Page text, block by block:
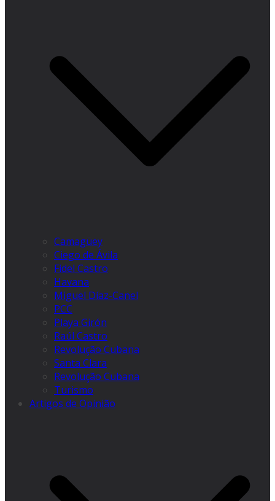
Camagüey
Ciego de Ávila
Fidel Castro
Havana
Miguel Díaz-Canel
PCC
Playa Girón
Raúl Castro
Revolução Cubana
Santa Clara
Revolução Cubana
Turismo
Artigos de Opinião